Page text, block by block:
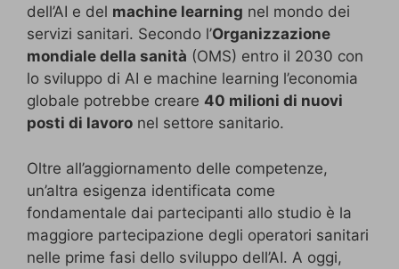
dell’AI e del machine learning nel mondo dei
servizi sanitari. Secondo l’Organizzazione
mondiale della sanità (OMS) entro il 2030 con
lo sviluppo di AI e machine learning l’economia
globale potrebbe creare 40 milioni di nuovi
posti di lavoro nel settore sanitario.
Oltre all’aggiornamento delle competenze,
un’altra esigenza identificata come
fondamentale dai partecipanti allo studio è la
maggiore partecipazione degli operatori sanitari
nelle prime fasi dello sviluppo dell’AI. A oggi,